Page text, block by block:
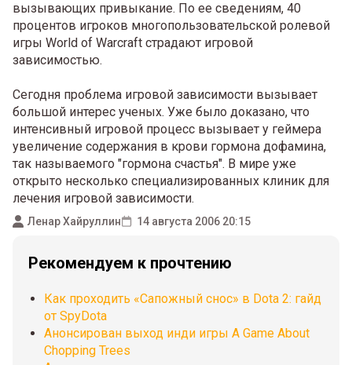
вызывающих привыкание. По ее сведениям, 40
процентов игроков многопользовательской ролевой
игры World of Warcraft страдают игровой
зависимостью.
Сегодня проблема игровой зависимости вызывает
большой интерес ученых. Уже было доказано, что
интенсивный игровой процесс вызывает у геймера
увеличение содержания в крови гормона дофамина,
так называемого "гормона счастья". В мире уже
открыто несколько специализированных клиник для
лечения игровой зависимости.
Ленар Хайруллин 14 августа 2006 20:15
Рекомендуем к прочтению
Как проходить «Сапожный снос» в Dota 2: гайд
от SpyDota
Анонсирован выход инди игры A Game About
Chopping Trees